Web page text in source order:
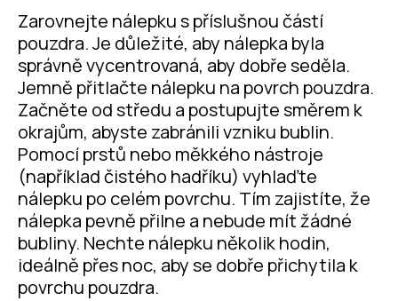
Zarovnejte nálepku s příslušnou částí
pouzdra. Je důležité, aby nálepka byla
správně vycentrovaná, aby dobře seděla.
Jemně přitlačte nálepku na povrch pouzdra.
Začněte od středu a postupujte směrem k
okrajům, abyste zabránili vzniku bublin.
Pomocí prstů nebo měkkého nástroje
(například čistého hadříku) vyhlaďte
nálepku po celém povrchu. Tím zajistíte, že
nálepka pevně přilne a nebude mít žádné
bubliny. Nechte nálepku několik hodin,
ideálně přes noc, aby se dobře přichytila k
povrchu pouzdra.